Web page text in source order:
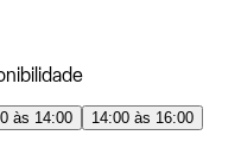
às 14:00
14:00 às 16:00